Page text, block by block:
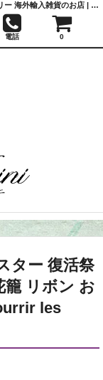
ター 復活祭
籠 リボン お
les
フランス雑貨・輸入雑貨『Zakka MiniMini』| フレンチガーリー 海外輸入雑貨のお店 | かわいい雑貨 | 蚤の市 | アンティーク
電話 0